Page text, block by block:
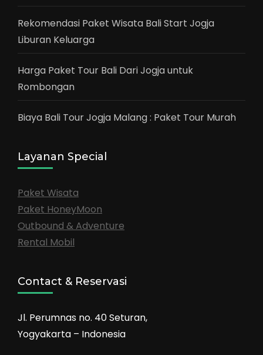
Rekomendasi Paket Wisata Bali Start Jogja
Liburan Keluarga
Harga Paket Tour Bali Dari Jogja untuk
Rombongan
Biaya Bali Tour Jogja Malang : Paket Tour Murah
Layanan Special
Paket Wisata
Paket HoneyMoon
Outbound & Adventure
Rental Mobil
Contact & Reservasi
Jl. Perumnas no. 40 Seturan,
Yogyakarta – Indonesia